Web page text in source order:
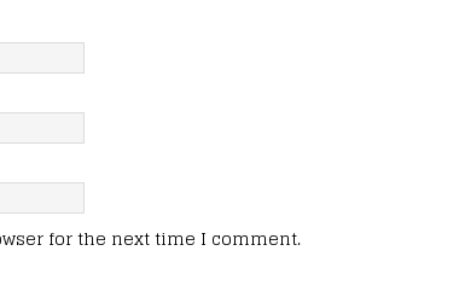
for the next time I comment.